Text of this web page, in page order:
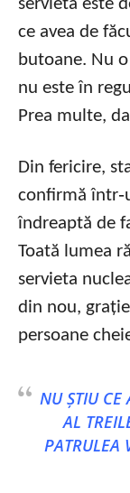
servieta este
ce avea de
butoane. Nu
nu este în
Prea multe,
Din fericire,
confirmă
îndreaptă de
Toată lumea
servieta
din nou,
persoane
NU ȘTIU CE
AL
PATRULEA